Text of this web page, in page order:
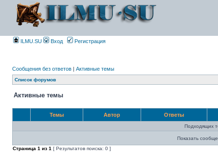
ILMU.SU Вход Регистрация
Сообщения без ответов | Активные темы
Список форумов
Активные темы
Темы Автор Ответы
Подходящих
Показать
Страница 1 из 1 [ Результатов поиска: 0 ]